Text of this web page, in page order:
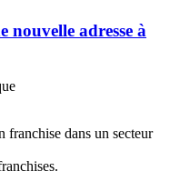
nouvelle adresse à
franchise dans un secteur